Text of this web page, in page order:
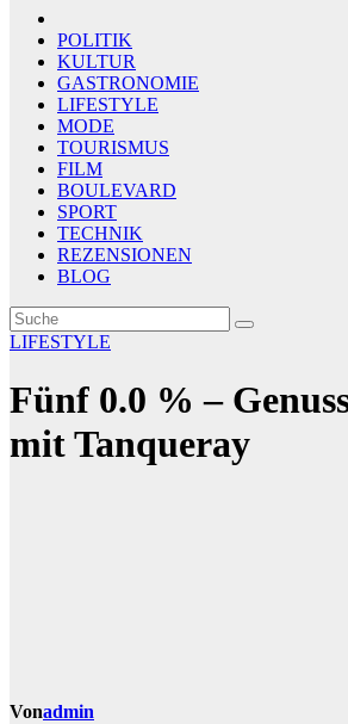
POLITIK
KULTUR
GASTRONOMIE
LIFESTYLE
MODE
TOURISMUS
FILM
BOULEVARD
SPORT
TECHNIK
REZENSIONEN
BLOG
LIFESTYLE
Fünf 0.0 % –
mit Tanqueray
Vonadmin